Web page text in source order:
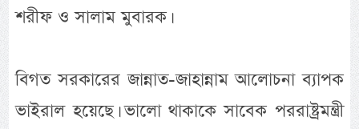
শরীফ ও সালাম মুবারক।
বিগত সরকারের জান্নাত-জাহান্নাম আলোচনা ব্যাপক
ভাইরাল হয়েছে। ভালো থাকাকে সাবেক পররাষ্ট্রমন্ত্রী